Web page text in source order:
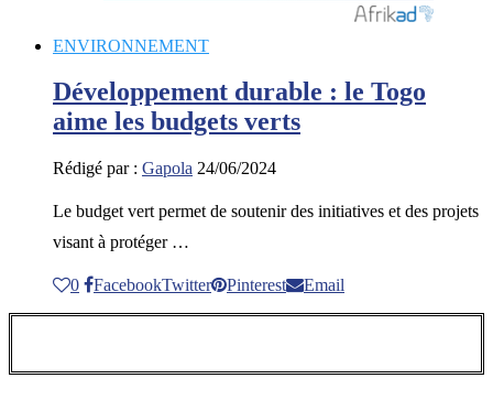
ENVIRONNEMENT
Développement durable : le Togo
aime les budgets verts
Rédigé par : Gapola 24/06/2024
Le budget vert permet de soutenir des initiatives et des projets
visant à protéger …
0 FacebookTwitter Pinterest Email